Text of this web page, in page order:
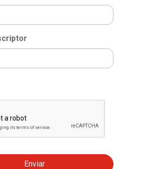
Enviar